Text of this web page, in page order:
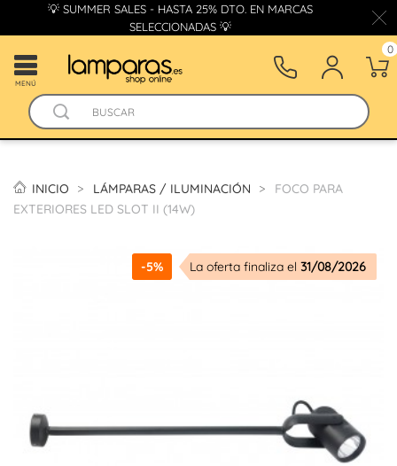
💡 SUMMER SALES - HASTA 25% DTO. EN MARCAS
SELECCIONADAS 💡
MENÚ
0
INICIO LÁMPARAS / ILUMINACIÓN
FOCO PARA
EXTERIORES LED SLOT II (14W)
-5% La oferta finaliza el 31/08/2026